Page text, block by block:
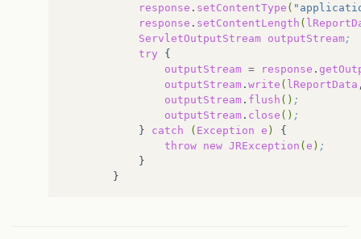
response . setContentType (
response . setContentLength (
ServletOutputStream outputStream;
try
outputStream = response .
outputStream . write ( lReportData
outputStream . flush () ;
outputStream . close () ;
}
catch ( Exception e )
throw new JRException (e ) ;
}